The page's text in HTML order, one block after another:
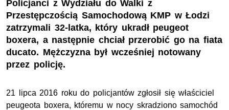
Policjanci z Wydziału do Walki z
Przestępczością Samochodową KMP w Łodzi
zatrzymali 32-latka, który ukradł peugeot
boxera, a następnie chciał przerobić go na fiata
ducato. Mężczyzna był wcześniej notowany
przez policję.
21 lipca 2016 roku do policjantów zgłosił się właściciel
peugeota boxera, któremu w nocy skradziono samochód